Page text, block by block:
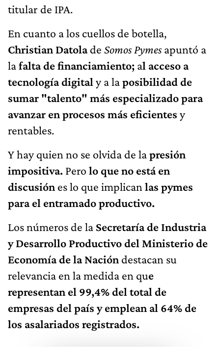
titular de IPA.
En cuanto a los cuellos de botella,
Christian Datolade Somos Pymesapuntó a
lafalta de financiamiento; al acceso a
tecnología digital y a laposibilidad de
sumar "talento" más especializado para
avanzar en procesos más eficientes y
rentables.
Y hay quien no se olvida de lapresión
impositiva. Pero lo que no está en
discusión es lo que implican las pymes
para el entramado productivo.
Los números de la Secretaría de Industria
y Desarrollo Productivo del Ministerio de
Economía de la Nación destacan su
relevancia en la medida en que
representan el 99,4% del total de
empresas del país y emplean al 64% de
los asalariados registrados.